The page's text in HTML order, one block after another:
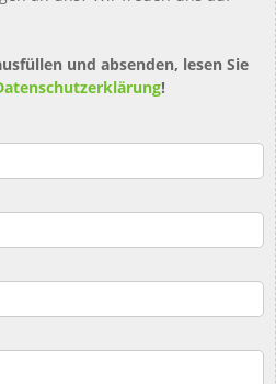
und absenden, lesen Sie
!